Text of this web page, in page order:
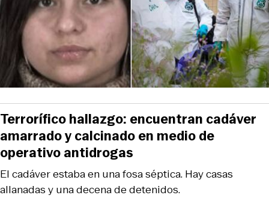
El cadáver estaba en una fosa séptica. Hay casas
allanadas y una decena de detenidos.
Terrorífico hallazgo: encuentran cadáver
amarrado y calcinado en medio de
operativo antidrogas